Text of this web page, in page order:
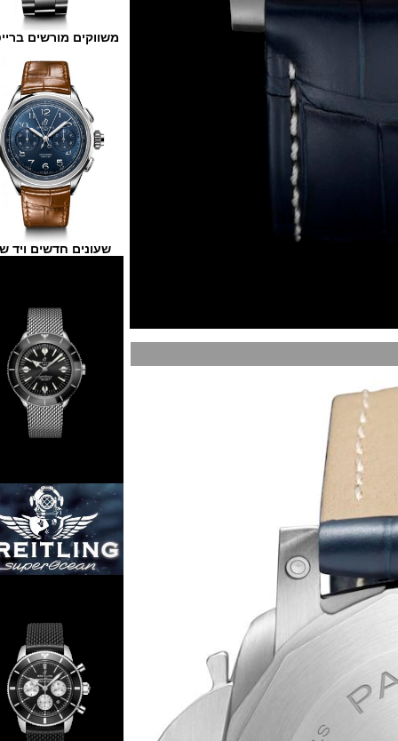
משווקים מורשים ברייטלינג
שעונים חדשים ויד שנייה